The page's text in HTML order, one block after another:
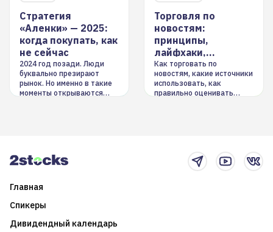
Стратегия
«Аленки» — 2025:
когда покупать, как
не сейчас
2024 год позади. Люди
буквально презирают
рынок. Но именно в такие
моменты открываются
Торговля по
новостям:
принципы,
лайфхаки,
инструменты
Как торговать по
новостям, какие источники
использовать, как
правильно оценивать
Главная
Спикеры
Дивидендный календарь